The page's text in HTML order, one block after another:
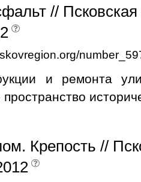
//
и ремонта
Крепость //